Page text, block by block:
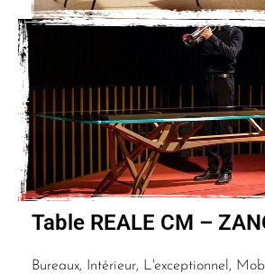
Table REALE CM –
Bureaux, Intérieur, L'exceptionnel,